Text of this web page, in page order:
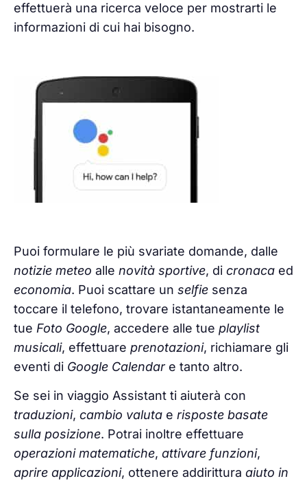
effettuerà una ricerca veloce per mostrarti le
informazioni di cui hai bisogno.
Puoi formulare le più svariate domande, dalle
notizie meteo alle novità sportive, di cronaca ed
economia. Puoi scattare un selfie senza
toccare il telefono, trovare istantaneamente le
tue Foto Google, accedere alle tue playlist
musicali, effettuare prenotazioni, richiamare gli
eventi di Google Calendare tanto altro.
Se sei in viaggio Assistant ti aiuterà con
traduzioni, cambio valuta e risposte basate
sulla posizione. Potrai inoltre effettuare
operazioni matematiche, attivare funzioni,
aprire applicazioni, ottenere addirittura aiuto in